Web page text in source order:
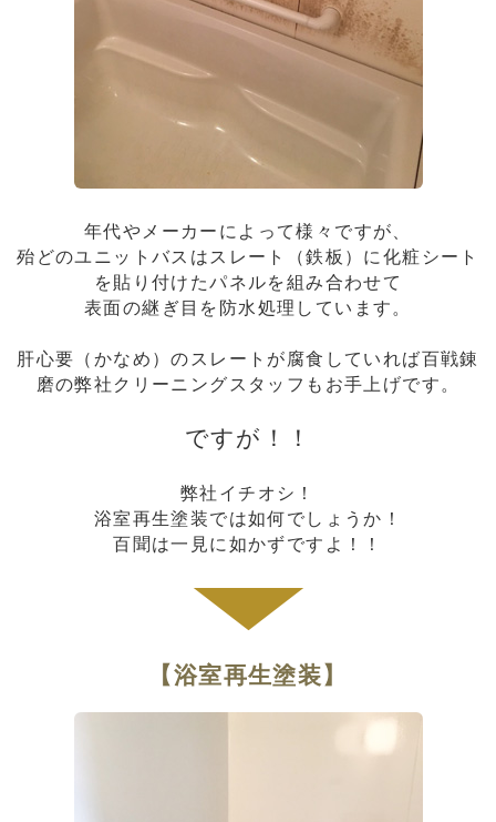
年代やメーカーによって様々ですが、
殆どのユニットバスはスレート（鉄板）に化粧シート
を貼り付けたパネルを組み合わせて
表面の継ぎ目を防水処理しています。
肝心要（かなめ）のスレートが腐食していれば百戦錬
磨の弊社クリーニングスタッフもお手上げです。
ですが！！
弊社イチオシ！
浴室再生塗装では如何でしょうか！
百聞は一見に如かずですよ！！
【浴室再生塗装】